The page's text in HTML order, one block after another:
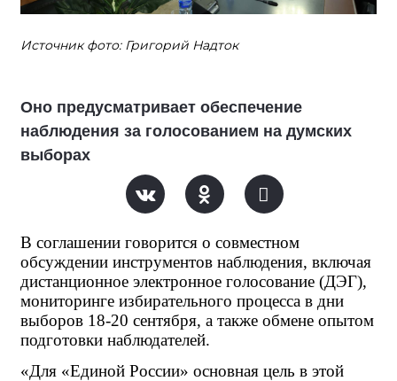
Источник фото: Григорий Надток
Оно предусматривает обеспечение
наблюдения за голосованием на думских
выборах
В соглашении говорится о совместном
обсуждении инструментов наблюдения, включая
дистанционное электронное голосование (ДЭГ),
мониторинге избирательного процесса в дни
выборов 18-20 сентября, а также обмене опытом
подготовки наблюдателей.
«Для «Единой России» основная цель в этой